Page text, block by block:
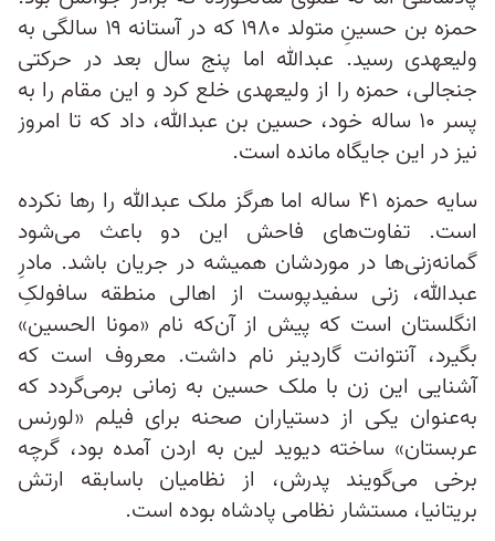
حمزه بن حسینِ متولد ۱۹۸۰ که در آستانه ۱۹ سالگی به
ولیعهدی رسید. عبدالله اما پنج سال بعد در حرکتی
جنجالی، حمزه را از ولیعهدی خلع کرد و این مقام را به
پسر ۱۰ ساله خود، حسین بن عبدالله، داد که تا امروز
نیز در این جایگاه مانده است.
سایه حمزه ۴۱ ساله اما هرگز ملک عبدالله را رها نکرده
است. تفاوت‌های فاحش این دو باعث می‌شود
گمانه‌زنی‌ها در موردشان همیشه در جریان باشد. مادرِ
عبدالله، زنی سفیدپوست از اهالی منطقه سافولکِ
انگلستان است که پیش از آن‌که نام «مونا الحسین»
بگیرد، آنتوانت گاردینر نام داشت. معروف است که
آشنایی‌ این زن با ملک حسین به زمانی برمی‌گردد که
به‌عنوان یکی از دستیاران صحنه برای فیلم «لورنس
عربستان» ساخته دیوید لین به اردن آمده بود، گرچه
برخی‌ می‌گویند پدرش، از نظامیان باسابقه ارتش
بریتانیا، مستشار نظامی پادشاه بوده است.